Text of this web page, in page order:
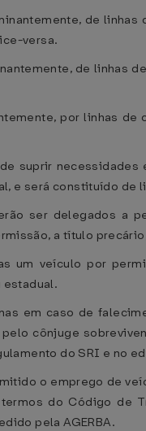
de
versa.
de linhas
por linhas
suprir
e será constituído
ser delegados a
a título
um veículo por
estadual.
em caso de
cônjuge
do SRI e no
o emprego de
do Código de
pela AGERBA.